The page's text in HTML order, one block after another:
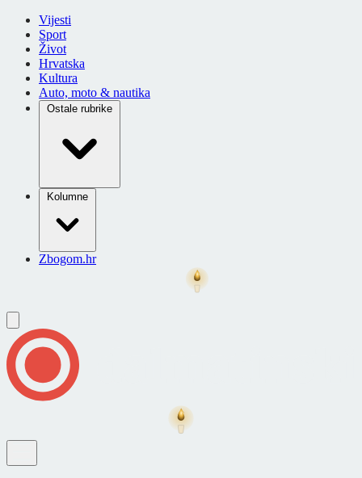
Vijesti
Sport
Život
Hrvatska
Kultura
Auto, moto & nautika
Ostale rubrike
Kolumne
Zbogom.hr